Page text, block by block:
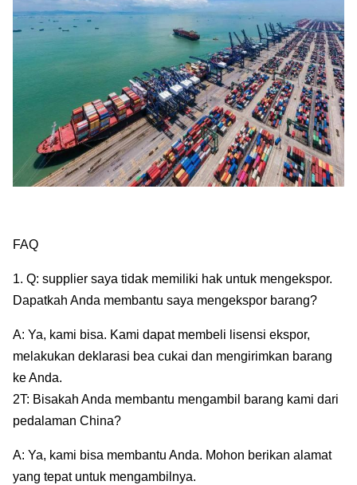
FAQ
1. Q: supplier saya tidak memiliki hak untuk mengekspor.
Dapatkah Anda membantu saya mengekspor barang?
A: Ya, kami bisa. Kami dapat membeli lisensi ekspor,
melakukan deklarasi bea cukai dan mengirimkan barang
ke Anda.
2T: Bisakah Anda membantu mengambil barang kami dari
pedalaman China?
A: Ya, kami bisa membantu Anda. Mohon berikan alamat
yang tepat untuk mengambilnya.